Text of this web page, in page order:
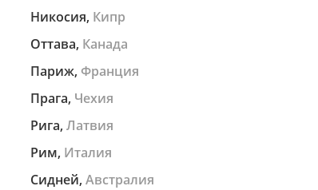
Никосия, Кипр
Оттава, Канада
Париж, Франция
Прага, Чехия
Рига, Латвия
Рим, Италия
Сидней, Австралия